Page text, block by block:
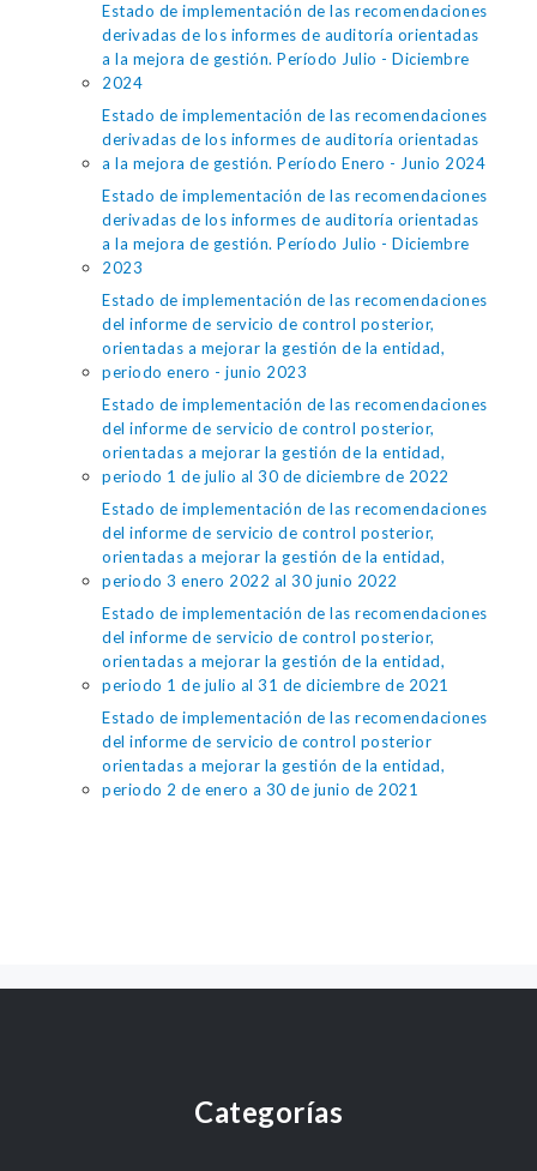
Estado de implementación de las recomendaciones
derivadas de los informes de auditoría orientadas
a la mejora de gestión. Período Julio - Diciembre
2024
Estado de implementación de las recomendaciones
derivadas de los informes de auditoría orientadas
a la mejora de gestión. Período Enero - Junio 2024
Estado de implementación de las recomendaciones
derivadas de los informes de auditoría orientadas
a la mejora de gestión. Período Julio - Diciembre
2023
Estado de implementación de las recomendaciones
del informe de servicio de control posterior,
orientadas a mejorar la gestión de la entidad,
periodo enero - junio 2023
Estado de implementación de las recomendaciones
del informe de servicio de control posterior,
orientadas a mejorar la gestión de la entidad,
periodo 1 de julio al 30 de diciembre de 2022
Estado de implementación de las recomendaciones
del informe de servicio de control posterior,
orientadas a mejorar la gestión de la entidad,
periodo 3 enero 2022 al 30 junio 2022
Estado de implementación de las recomendaciones
del informe de servicio de control posterior,
orientadas a mejorar la gestión de la entidad,
periodo 1 de julio al 31 de diciembre de 2021
Estado de implementación de las recomendaciones
del informe de servicio de control posterior
orientadas a mejorar la gestión de la entidad,
periodo 2 de enero a 30 de junio de 2021
Categorías